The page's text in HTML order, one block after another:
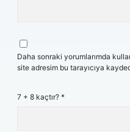
Daha sonraki yorumlarımda
site adresim bu tarayıcıya
7 + 8 kaçtır? *